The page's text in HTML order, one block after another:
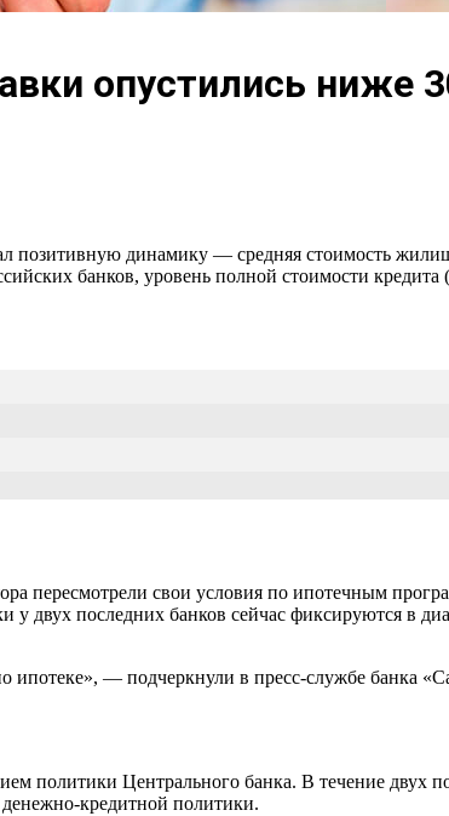
опустились ниже
позитивную динамику — средняя стоимость
банков, уровень полной стоимости
пересмотрели свои условия по ипотечным
последних банков сейчас фиксируются в
— подчеркнули в пресс-службе банка
Центрального банка. В течение двух
кредитной политики.